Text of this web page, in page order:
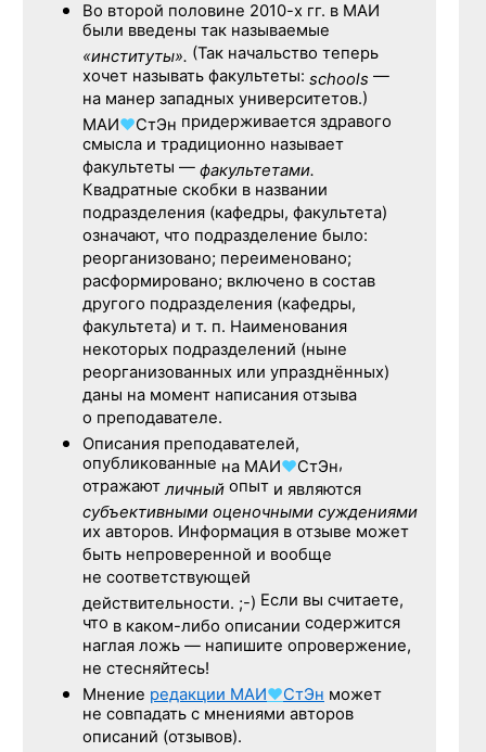
Во второй половине 2010-х гг. в МАИ
были введены так называемые
«институты». (Так начальство теперь
хочет называть факультеты: schools —
на манер западных университетов.)
МАИ♥СтЭн придерживается здравого
смысла и традиционно называет
факультеты — факультетами.
Квадратные скобки в названии
подразделения (кафедры, факультета)
означают, что подразделение было:
реорганизовано; переименовано;
расформировано; включено в состав
другого подразделения (кафедры,
факультета) и т. п. Наименования
некоторых подразделений (ныне
реорганизованных или упразднённых)
даны на момент написания отзыва
о преподавателе.
Описания преподавателей,
опубликованные на МАИ♥СтЭн,
отражаютличный опыт и являются
субъективными оценочными суждениями
их авторов. Информация в отзыве может
быть непроверенной и вообще
не соответствующей
действительности. ;-) Если вы считаете,
что в каком-либо описании содержится
наглая ложь — напишите опровержение,
не стесняйтесь!
Мнение редакции МАИ♥СтЭн может
не совпадать с мнениями авторов
описаний (отзывов).